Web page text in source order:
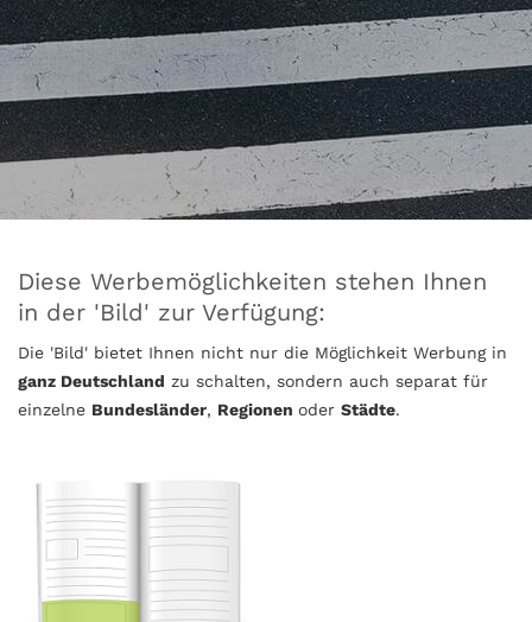
Diese Werbemöglichkeiten stehen Ihnen
in der 'Bild' zur Verfügung:
Die 'Bild' bietet Ihnen nicht nur die Möglichkeit Werbung in
ganz Deutschland zu schalten, sondern auch separat für
einzelne Bundesländer, Regionen oder Städte.